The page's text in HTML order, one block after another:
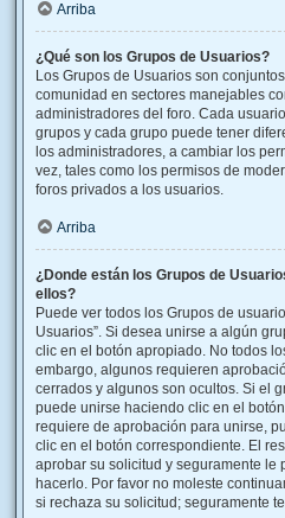
Arriba
¿Qué son los Grupos de Usuarios?
Los Grupos de Usuarios son
comunidad en sectores manejables
administradores del foro. Cada
grupos y cada grupo puede tener
los administradores, a cambiar los
vez, tales como los permisos de
foros privados a los usuarios.
Arriba
¿Donde están los Grupos de
ellos?
Puede ver todos los Grupos de
Usuarios”. Si desea unirse a algún
clic en el botón apropiado. No todos
embargo, algunos requieren
cerrados y algunos son ocultos. Si el
puede unirse haciendo clic en el
requiere de aprobación para unirse,
clic en el botón correspondiente. El
aprobar su solicitud y seguramente le
hacerlo. Por favor no moleste
si rechaza su solicitud; seguramente